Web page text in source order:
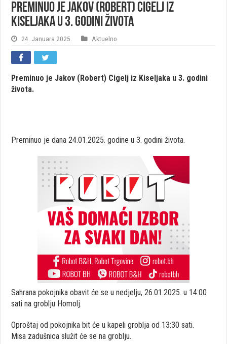
Preminuo je Jakov (Robert) Cigelj iz
Kiseljaka u 3. godini života
24. Januara 2025. Aktuelno
Preminuo je Jakov (Robert) Cigelj iz Kiseljaka u 3. godini
života.
Preminuo je dana 24.01.2025. godine u 3. godini života.
Sahrana pokojnika obavit će se u nedjelju, 26.01.2025. u 14:00
sati na groblju Homolj.
Oproštaj od pokojnika bit će u kapeli groblja od 13:30 sati.
Misa zadušnica služit će se na groblju.